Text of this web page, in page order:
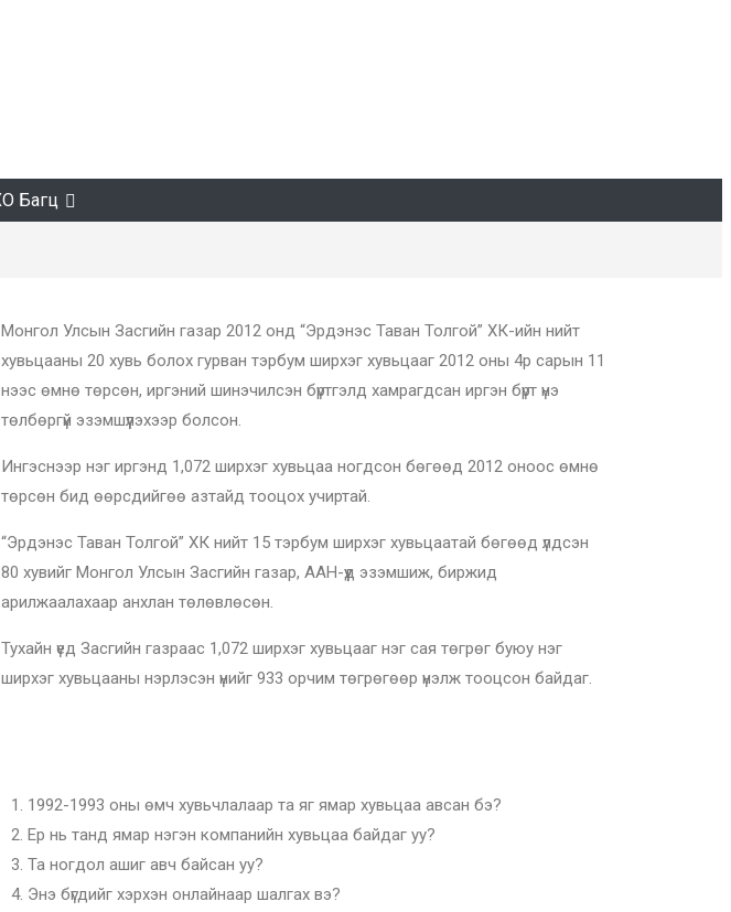
Багц
Монгол Улсын Засгийн газар 2012 онд “Эрдэнэс Таван Толгой” ХК-ийн нийт
хувьцааны 20 хувь болох гурван тэрбум ширхэг хувьцааг 2012 оны 4р сарын 11
нээс өмнө төрсөн, иргэний шинэчилсэн бүртгэлд хамрагдсан иргэн бүрт үнэ
төлбөргүй эзэмшүүлэхээр болсон.
Ингэснээр нэг иргэнд 1,072 ширхэг хувьцаа ногдсон бөгөөд 2012 оноос өмнө
төрсөн бид өөрсдийгөө азтайд тооцох учиртай.
“Эрдэнэс Таван Толгой” ХК нийт 15 тэрбум ширхэг хувьцаатай бөгөөд үлдсэн
80 хувийг Монгол Улсын Засгийн газар, ААН-үүд эзэмшиж, биржид
арилжаалахаар анхлан төлөвлөсөн.
Тухайн үед Засгийн газраас 1,072 ширхэг хувьцааг нэг сая төгрөг буюу нэг
ширхэг хувьцааны нэрлэсэн үнийг 933 орчим төгрөгөөр үнэлж тооцсон байдаг.
1992-1993 оны ѳмч хувьчлалаар та яг ямар хувьцаа авсан бэ?
Ер нь танд ямар нэгэн компанийн хувьцаа байдаг уу?
Та ногдол ашиг авч байсан уу?
Энэ бүгдийг хэрхэн онлайнаар шалгах вэ?